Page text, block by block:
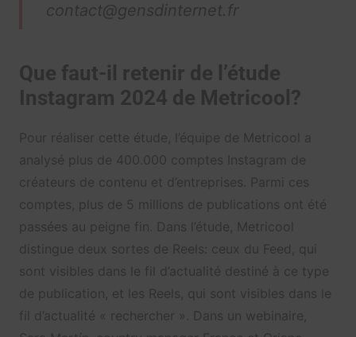
contact@gensdinternet.fr
Que faut-il retenir de l’étude
Instagram 2024 de Metricool?
Pour réaliser cette étude, l’équipe de Metricool a
analysé plus de 400.000 comptes Instagram de
créateurs de contenu et d’entreprises. Parmi ces
comptes, plus de 5 millions de publications ont été
passées au peigne fin. Dans l’étude, Metricool
distingue deux sortes de Reels: ceux du Feed, qui
sont visibles dans le fil d’actualité destiné à ce type
de publication, et les Reels, qui sont visibles dans le
fil d’actualité « rechercher ». Dans un webinaire,